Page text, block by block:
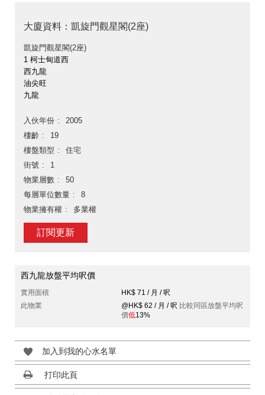
大廈資料：凱旋門觀星閣(2座)
凱旋門觀星閣(2座)
1 柯士甸道西
西九龍
油尖旺
九龍
入伙年份
2005
樓齡
19
樓盤類型
住宅
街號
1
物業層數
50
每層單位數量
8
物業擁有權
多業權
訂閱更新
西九龍放盤平均呎價
實用面積
HK$ 71 / 月 / 呎
此物業
@HK$ 62 / 月 / 呎 比較同區放盤平均呎
價低13%
加入到我的心水名單
打印此頁